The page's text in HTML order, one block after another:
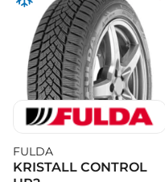
FULDA
KRISTALL CONTROL